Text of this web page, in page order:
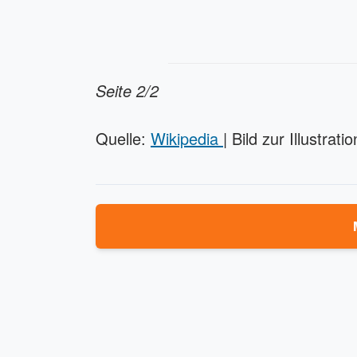
Seite 2/2
Quelle: Wikipedia | Bild zur